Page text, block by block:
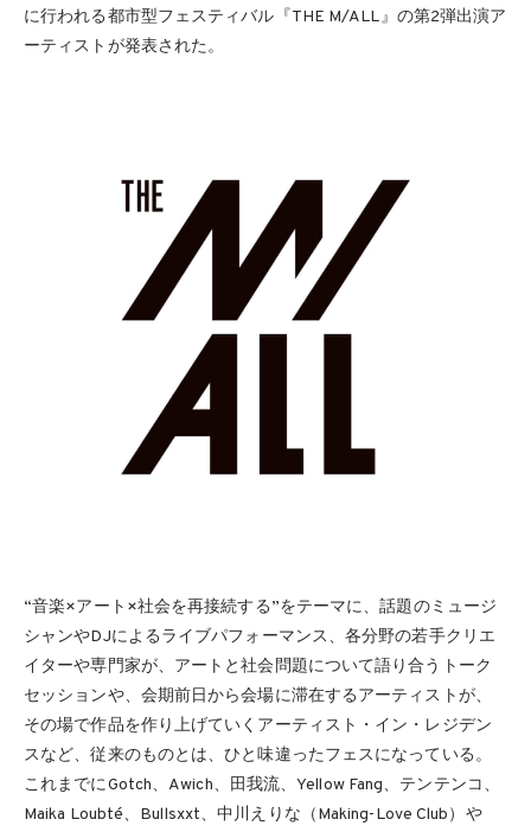
に行われる都市型フェスティバル『THE M/ALL』の第2弾出演ア
ーティストが発表された。
“音楽×アート×社会を再接続する”をテーマに、話題のミュージ
シャンやDJによるライブパフォーマンス、各分野の若手クリエ
イターや専門家が、アートと社会問題について語り合うトーク
セッションや、会期前日から会場に滞在するアーティストが、
その場で作品を作り上げていくアーティスト・イン・レジデン
スなど、従来のものとは、ひと味違ったフェスになっている。
これまでにGotch、Awich、田我流、Yellow Fang、テンテンコ、
Maika Loubté、Bullsxxt、中川えりな（Making-Love Club）や